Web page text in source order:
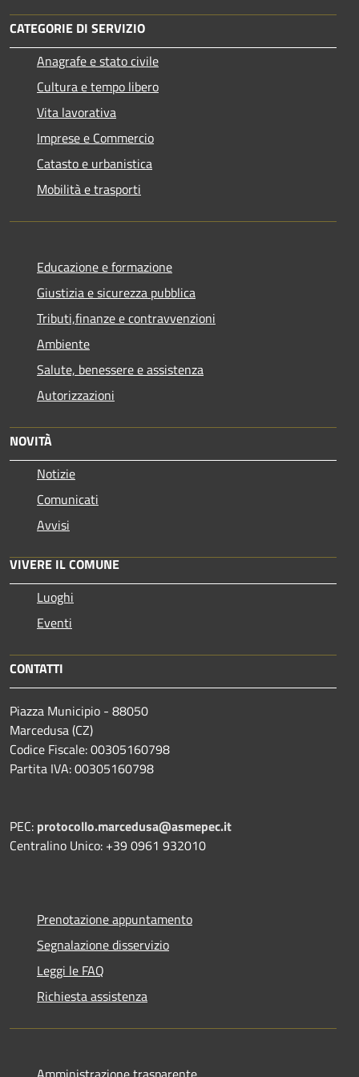
CATEGORIE DI SERVIZIO
Anagrafe e stato civile
Cultura e tempo libero
Vita lavorativa
Imprese e Commercio
Catasto e urbanistica
Mobilità e trasporti
Educazione e formazione
Giustizia e sicurezza pubblica
Tributi,finanze e contravvenzioni
Ambiente
Salute, benessere e assistenza
Autorizzazioni
NOVITÀ
Notizie
Comunicati
Avvisi
VIVERE IL COMUNE
Luoghi
Eventi
CONTATTI
Piazza Municipio - 88050
Marcedusa (CZ)
Codice Fiscale: 00305160798
Partita IVA: 00305160798
PEC: protocollo.marcedusa@asmepec.it
Centralino Unico: +39 0961 932010
Prenotazione appuntamento
Segnalazione disservizio
Leggi le FAQ
Richiesta assistenza